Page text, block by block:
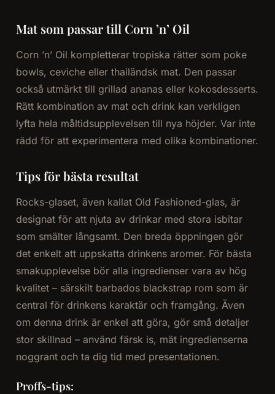
Mat som passar till Corn ’n’ Oil
Corn ’n’ Oil kompletterar tropiska rätter som poke
bowls, ceviche eller thailändsk mat. Den passar
också utmärkt till grillad ananas eller kokosdesserts.
Rätt kombination av mat och drink kan verkligen
lyfta hela måltidsupplevelsen till nya höjder. Var inte
rädd för att experimentera med olika kombinationer.
Tips för bästa resultat
Rocks-glaset, även kallat Old Fashioned-glas, är
designat för att njuta av drinkar med stora isbitar
som smälter långsamt. Den breda öppningen gör
det enkelt att uppskatta drinkens aromer. För bästa
smakupplevelse bör alla ingredienser vara av hög
kvalitet – särskilt barbados blackstrap rom som är
central för drinkens karaktär och framgång. Även
om denna drink är enkel att göra, gör små detaljer
stor skillnad – använd färsk is, mät ingredienserna
noggrant och ta dig tid med presentationen.
Proffs-tips: